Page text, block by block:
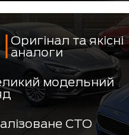
Оригінал та якісні
аналоги
модельний
СТО